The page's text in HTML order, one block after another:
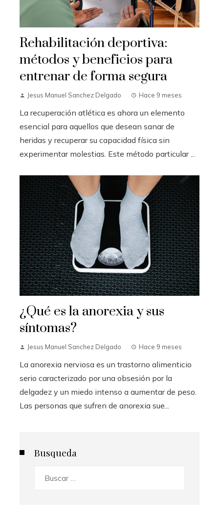
Rehabilitación deportiva:
métodos y beneficios para
entrenar de forma segura
Jesus Manuel Sanchez Delgado Hace 9 meses
La recuperación atlética es ahora un elemento
esencial para aquellos que desean sanar de
heridas y recuperar su capacidad física sin
experimentar molestias. Este método particular ...
¿Qué es la anorexia y sus
síntomas?
Jesus Manuel Sanchez Delgado Hace 9 meses
La anorexia nerviosa es un trastorno alimenticio
serio caracterizado por una obsesión por la
delgadez y un miedo intenso a aumentar de peso.
Las personas que sufren de anorexia sue...
Busqueda